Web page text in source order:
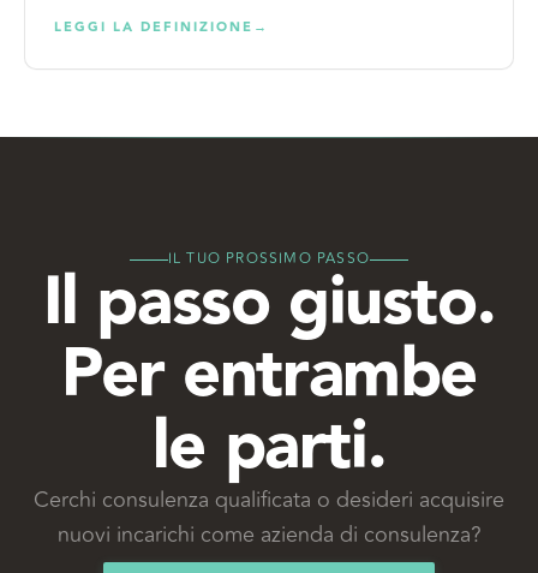
LEGGI LA DEFINIZIONE →
IL TUO PROSSIMO PASSO
Il passo giusto.
Per entrambe
le parti.
Cerchi consulenza qualificata o desideri acquisire
nuovi incarichi come azienda di consulenza?